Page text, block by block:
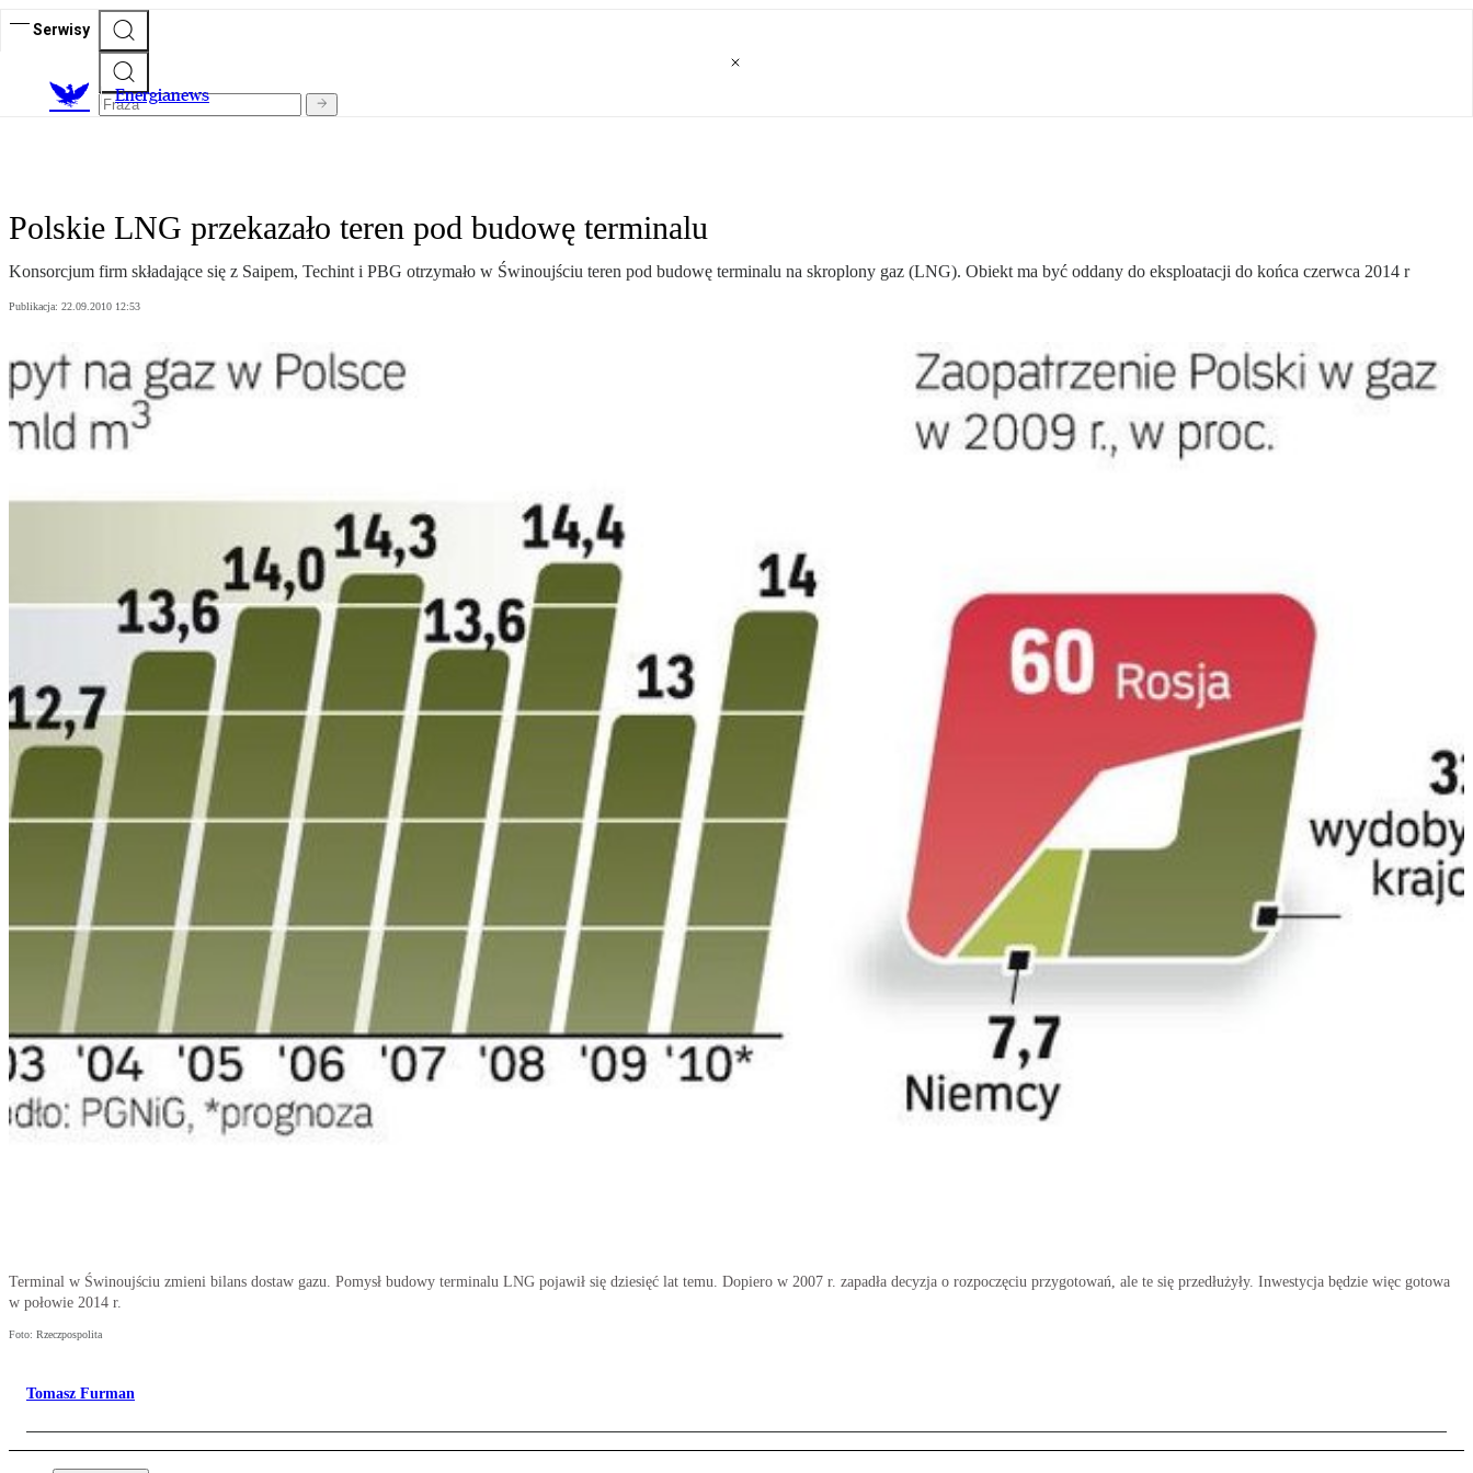
Serwisy
Energianews
Polskie LNG przekazało teren pod budowę terminalu
Konsorcjum firm składające się z Saipem, Techint i PBG otrzymało w Świnoujściu teren pod budowę terminalu na skroplony gaz (LNG). Obiekt ma być oddany do eksploatacji do końca czerwca 2014 r
Publikacja: 22.09.2010 12:53
Terminal w Świnoujściu zmieni bilans dostaw gazu. Pomysł budowy terminalu LNG pojawił się dziesięć lat temu. Dopiero w 2007 r. zapadła decyzja o rozpoczęciu przygotowań, ale te się przedłużyły. Inwestycja będzie więc gotowa
w połowie 2014 r.
Foto: Rzeczpospolita
Tomasz Furman